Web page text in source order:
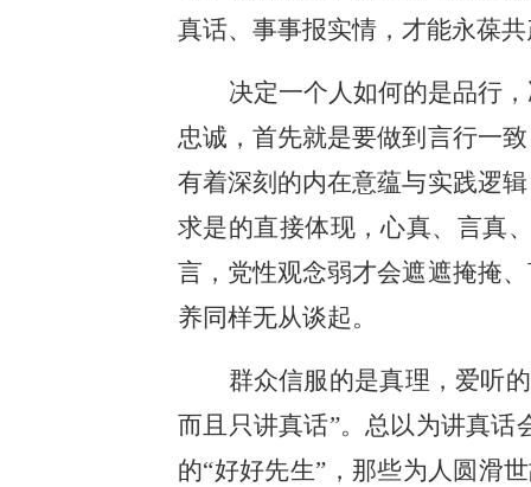
真话、事事报实情，才能永葆
决定一个人如何的是品行
忠诚，首先就是要做到言行一
有着深刻的内在意蕴与实践逻
求是的直接体现，心真、言真
言，党性观念弱才会遮遮掩掩
养同样无从谈起。
群众信服的是真理，爱听
而且只讲真话”。总以为讲真
的“好好先生”，那些为人圆滑